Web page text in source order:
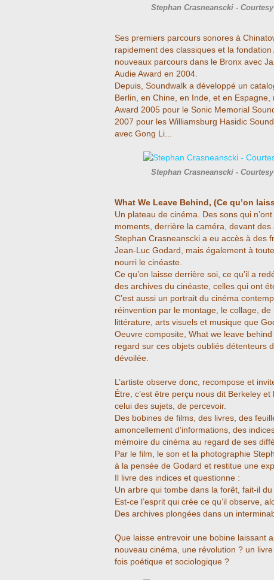
Stephan Crasneanscki -
Ses premiers parcours sonores à
rapidement des classiques et la
nouveaux parcours dans le Bronx avec
Audie Award en 2004.
Depuis, Soundwalk a développé un
Berlin, en Chine, en Inde, et en
Award 2005 pour le Sonic Memorial
2007 pour les Williamsburg Hasidic
avec Gong Li...
Stephan Crasneanscki -
What We Leave Behind, (Ce qu’on
Un plateau de cinéma. Des sons qui
moments, derrière la caméra, devant des
Stephan Crasneanscki a eu accès à des
Jean-Luc Godard, mais également à
nourri le cinéaste.
Ce qu’on laisse derrière soi, ce qu’il a
des archives du cinéaste, celles qui ont
C’est aussi un portrait du cinéma
réinvention par le montage, le collage,
littérature, arts visuels et musique que
Oeuvre composite, What we leave
regard sur ces objets oubliés détenteurs
dévoilée.
L’artiste observe donc, recompose et
Être, c’est être perçu nous dit Berkeley
celui des sujets, de percevoir.
Des bobines de films, des livres, des
amoncellement d’informations, des
mémoire du cinéma au regard de ses
Par le film, le son et la photographie
à la pensée de Godard et restitue une
Il livre des indices et questionne :
Un arbre qui tombe dans la forêt, fait-il du
Est-ce l’esprit qui crée ce qu’il observe,
Des archives plongées dans un
Que laisse entrevoir une bobine laissant
nouveau cinéma, une révolution ? un
fois poétique et sociologique ?